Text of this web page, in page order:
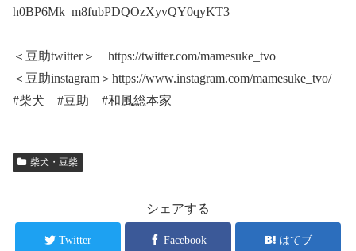
h0BP6Mk_m8fubPDQOzXyvQY0qyKT3
＜豆助twitter＞ https://twitter.com/mamesuke_tvo
＜豆助instagram＞https://www.instagram.com/mamesuke_tvo/
#柴犬 #豆助 #和風総本家
柴犬・豆柴
シェアする
Twitter Facebook はてブ